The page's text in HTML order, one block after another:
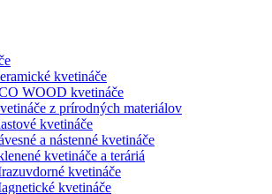
kvetináče
WOOD kvetináče
z prírodných materiálov
kvetináče
a nástenné kvetináče
kvetináče a teráriá
kvetináče
kvetináče